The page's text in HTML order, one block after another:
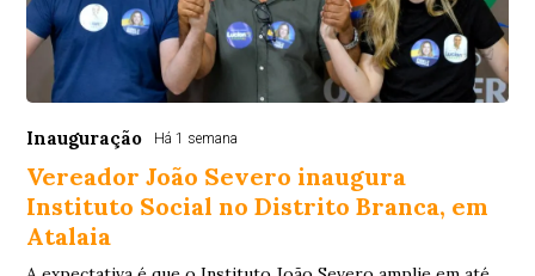
Inauguração Há 1 semana
Vereador João Severo inaugura
Instituto Social no Distrito Branca, em
Atalaia